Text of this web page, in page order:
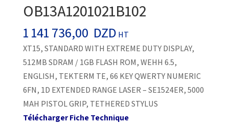
OB13A1201021B102
1 141 736,00 DZD HT
XT15, STANDARD WITH EXTREME DUTY DISPLAY,
512MB SDRAM / 1GB FLASH ROM, WEHH 6.5,
ENGLISH, TEKTERM TE, 66 KEY QWERTY NUMERIC
6FN, 1D EXTENDED RANGE LASER – SE1524ER, 5000
MAH PISTOL GRIP, TETHERED STYLUS
Télécharger Fiche Technique